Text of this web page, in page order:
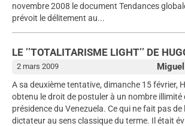
novembre 2008 le document Tendances
prévoit le délitement au...
LE ’’TOTALITARISME LIGHT’’ DE
2 mars 2009
A sa deuxième tentative, dimanche 15 février,
obtenu le droit de postuler à un nombre illimité
présidence du Venezuela. Ce qui ne fait pas
dictateur au sens classique du terme. Il était